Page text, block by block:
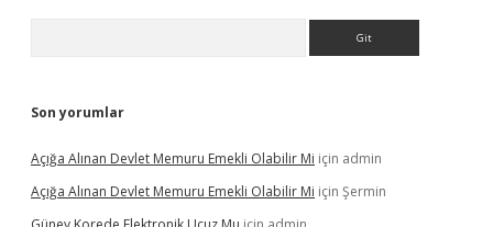
Son yorumlar
Açığa Alınan Devlet Memuru Emekli Olabilir Mi için admin
Açığa Alınan Devlet Memuru Emekli Olabilir Mi için Şermin